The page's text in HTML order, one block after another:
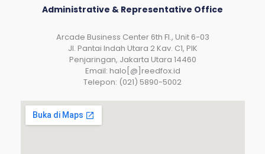
Administrative & Representative Office
Arcade Business Center 6th Fl., Unit 6-03
JI. Pantai Indah Utara 2 Kav. C1, PIK
Penjaringan, Jakarta Utara 14460
Email: halo[@]reedfox.id
Telepon: (021) 5890-5002